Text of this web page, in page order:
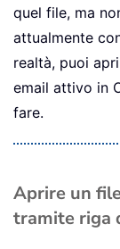
quel file, ma
attualmente
realtà, puoi
email attivo in
fare.
Aprire un
tramite riga